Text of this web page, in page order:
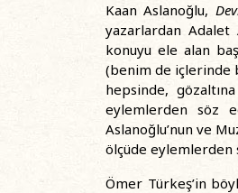
Kaan Aslanoğlu,
yazarlardan Adalet
konuyu ele alan
(benim de içlerinde
hepsinde,
eylemlerden söz
Aslanoğlu’nun ve
ölçüde eylemlerden
Ömer Türkeş’in